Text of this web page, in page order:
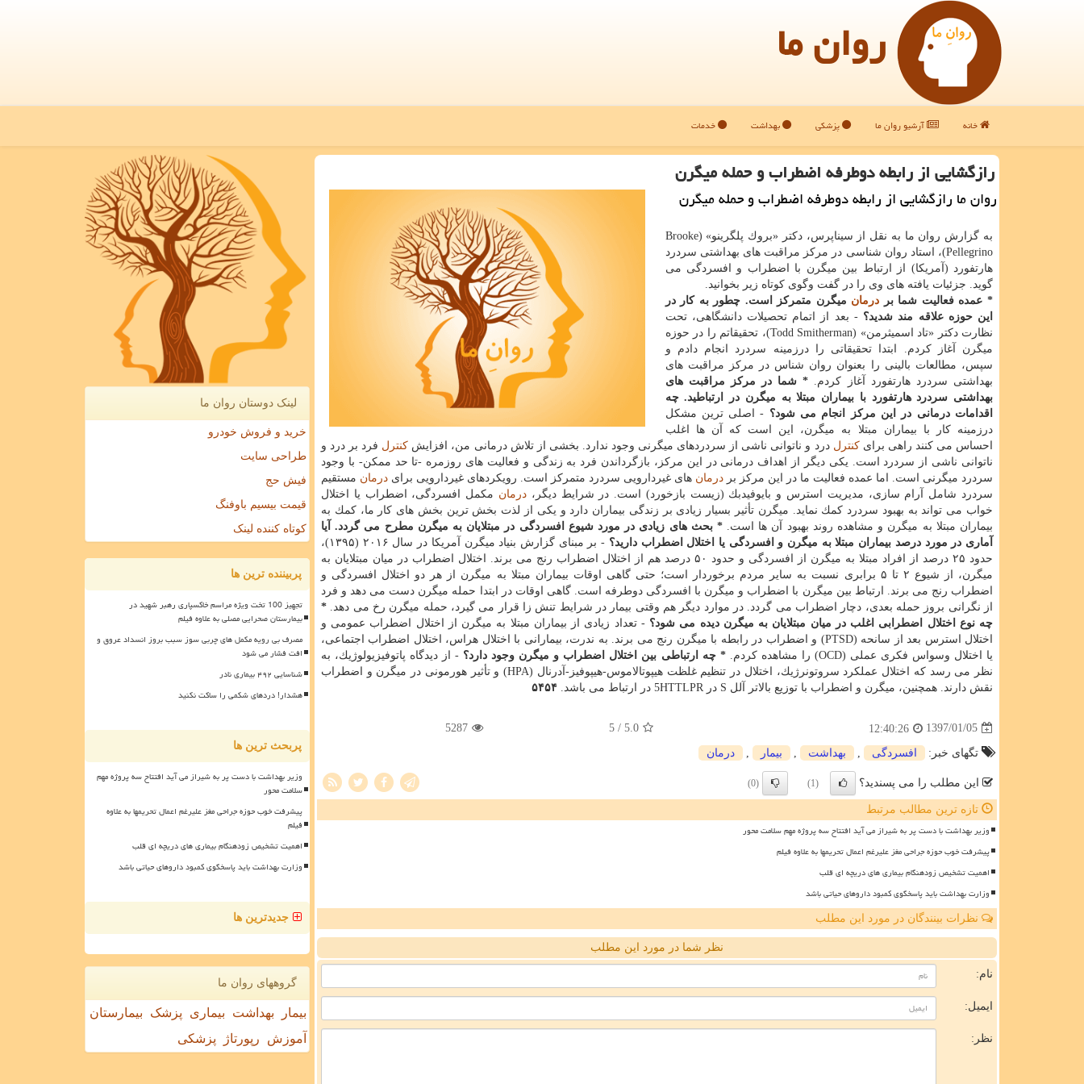
روان ما
خانه آرشیو روان ما پزشکی بهداشت خدمات
رازگشایی از رابطه دوطرفه اضطراب و حمله میگرن
روان ما رازگشایی از رابطه دوطرفه اضطراب و حمله میگرن
به گزارش روان ما به نقل از سیناپرس، دكتر «بروك پلگرینو» (Brooke
Pellegrino)، استاد روان شناسی در مركز مراقبت های بهداشتی سردرد
هارتفورد (آمریكا) از ارتباط بین میگرن با اضطراب و افسردگی می
گوید. جزئیات یافته های وی را در گفت وگوی كوتاه زیر بخوانید.
* عمده فعالیت شما بر درمان میگرن متمركز است. چطور به كار در
این حوزه علاقه مند شدید؟ - بعد از اتمام تحصیلات دانشگاهی، تحت
نظارت دكتر «تاد اسمیثرمن» (Todd Smitherman)، تحقیقاتم را در حوزه
میگرن آغاز كردم. ابتدا تحقیقاتی را درزمینه سردرد انجام دادم و
سپس، مطالعات بالینی را بعنوان روان شناس در مركز مراقبت های
بهداشتی سردرد هارتفورد آغاز كردم. * شما در مركز مراقبت های
بهداشتی سردرد هارتفورد با بیماران مبتلا به میگرن در ارتباطید. چه
اقدامات درمانی در این مركز انجام می شود؟ - اصلی ترین مشكل
درزمینه كار با بیماران مبتلا به میگرن، این است كه آن ها اغلب
احساس می كنند راهی برایكنترل درد و ناتوانی ناشی از سردردهای میگرنی وجود ندارد. بخشی از تلاش درمانی من، افزایش كنترل فرد بر درد و
ناتوانی ناشی از سردرد است. یكی دیگر از اهداف درمانی در این مركز، بازگرداندن فرد به زندگی و فعالیت های روزمره -تا حد ممكن- با وجود
سردرد میگرنی است. اما عمده فعالیت ما در این مركز بر درمان های غیردارویی سردرد متمركز است. رویكردهای غیردارویی برای درمان مستقیم
سردرد شامل آرام سازی، مدیریت استرس و بایوفیدبك (زیست بازخورد) است. در شرایط دیگر،درمان مكمل افسردگی، اضطراب یا اختلال
خواب می تواند به بهبود سردرد كمك نماید. میگرن تأثیر بسیار زیادی بر زندگی بیماران دارد و یكی از لذت بخش ترین بخش های كار ما، كمك به
بیماران مبتلا به میگرن و مشاهده روند بهبود آن ها است.* بحث های زیادی در مورد شیوع افسردگی در مبتلایان به میگرن مطرح می گردد. آیا
آماری در مورد درصد بیماران مبتلا به میگرن و افسردگی یا اختلال اضطراب دارید؟
- بر مبنای گزارش بنیاد میگرن آمریكا در سال ۲۰۱۶ (۱۳۹۵)،
حدود ۲۵ درصد از افراد مبتلا به میگرن از افسردگی و حدود ۵۰ درصد هم از اختلال اضطراب رنج می برند. اختلال اضطراب در میان مبتلایان به
میگرن، از شیوع ۲ تا ۵ برابری نسبت به سایر مردم برخوردار است؛ حتی گاهی اوقات بیماران مبتلا به میگرن از هر دو اختلال افسردگی و
اضطراب رنج می برند. ارتباط بین میگرن با اضطراب و میگرن با افسردگی دوطرفه است. گاهی اوقات در ابتدا حمله میگرن دست می دهد و فرد
از نگرانی بروز حمله بعدی، دچار اضطراب می گردد. در موارد دیگر هم وقتی بیمار در شرایط تنش زا قرار می گیرد، حمله میگرن رخ می دهد. *
چه نوع اختلال اضطرابی اغلب در میان مبتلایان به میگرن دیده می شود؟ - تعداد زیادی از بیماران مبتلا به میگرن از اختلال اضطراب عمومی و
اختلال استرس بعد از سانحه (PTSD) و اضطراب در رابطه با میگرن رنج می برند. به ندرت، بیمارانی با اختلال هراس، اختلال اضطراب اجتماعی،
یا اختلال وسواس فكری عملی (OCD) را مشاهده كردم.
* چه ارتباطی بین اختلال اضطراب و میگرن وجود دارد؟ - از دیدگاه پاتوفیزیولوژیك، به
نظر می رسد كه اختلال عملكرد سروتونرژیك، اختلال در تنظیم غلظت هیپوتالاموس-هیپوفیز-آدرنال (HPA) و تأثیر هورمونی در میگرن و اضطراب
نقش دارند. همچنین، میگرن و اضطراب با توزیع بالاتر آلل S در 5HTTLPR در ارتباط می باشد.
۵۴۵۴
1397/01/05
12:40:26
5.0
/ 5
5287
تگهای خبر: افسردگی بهداشت بیمار درمان
این مطلب را می پسندید؟ (1)
(0)
تازه ترین مطالب مرتبط
وزیر بهداشت با دست پر به شیراز می آید افتتاح سه پروژه مهم سلامت محور
پیشرفت خوب حوزه جراحی مغز علیرغم اعمال تحریمها به علاوه فیلم
اهمیت تشخیص زودهنگام بیماری های دریچه ای قلب
وزارت بهداشت باید پاسخگوی کمبود داروهای حیاتی باشد
نظرات بینندگان در مورد این مطلب
نظر شما در مورد این مطلب
نام:
ایمیل:
نظر:
لینک دوستان روان ما
خرید و فروش خودرو
طراحی سایت
فیش حج
قیمت بیسیم باوفنگ
کوتاه کننده لینک
پربیننده ترین ها
تجهیز 100 تخت ویژه مراسم خاکسپاری رهبر شهید در
بیمارستان صحرایی مصلی به علاوه فیلم
مصرف بی رویه مکمل های چربی سوز سبب بروز انسداد عروق و
افت فشار می شود
شناسایی ۴۹۲ بیماری نادر
هشدار! دردهای شکمی را ساکت نکنید
پربحث ترین ها
وزیر بهداشت با دست پر به شیراز می آید افتتاح سه پروژه مهم
سلامت محور
پیشرفت خوب حوزه جراحی مغز علیرغم اعمال تحریمها به علاوه
فیلم
اهمیت تشخیص زودهنگام بیماری های دریچه ای قلب
وزارت بهداشت باید پاسخگوی کمبود داروهای حیاتی باشد
جدیدترین ها
گروههای روان ما
بیمار بهداشت بیماری پزشک
بیمارستان
آموزش
رپورتاژ پزشکی